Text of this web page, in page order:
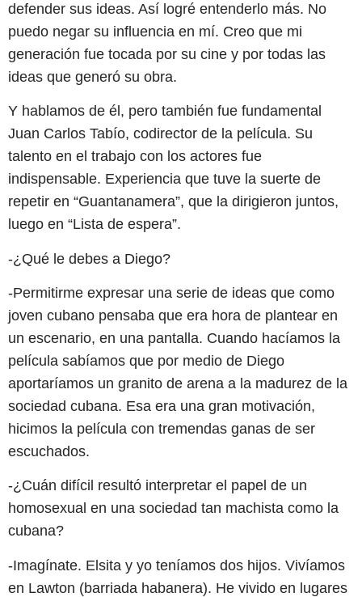
defender sus ideas. Así logré entenderlo más. No
puedo negar su influencia en mí. Creo que mi
generación fue tocada por su cine y por todas las
ideas que generó su obra.
Y hablamos de él, pero también fue fundamental
Juan Carlos Tabío, codirector de la película. Su
talento en el trabajo con los actores fue
indispensable. Experiencia que tuve la suerte de
repetir en “Guantanamera”, que la dirigieron juntos,
luego en “Lista de espera”.
-¿Qué le debes a Diego?
-Permitirme expresar una serie de ideas que como
joven cubano pensaba que era hora de plantear en
un escenario, en una pantalla. Cuando hacíamos la
película sabíamos que por medio de Diego
aportaríamos un granito de arena a la madurez de la
sociedad cubana. Esa era una gran motivación,
hicimos la película con tremendas ganas de ser
escuchados.
-¿Cuán difícil resultó interpretar el papel de un
homosexual en una sociedad tan machista como la
cubana?
-Imagínate. Elsita y yo teníamos dos hijos. Vivíamos
en Lawton (barriada habanera). He vivido en lugares